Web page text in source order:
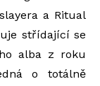
a Ritual
střídající se
alba z roku
o totálně